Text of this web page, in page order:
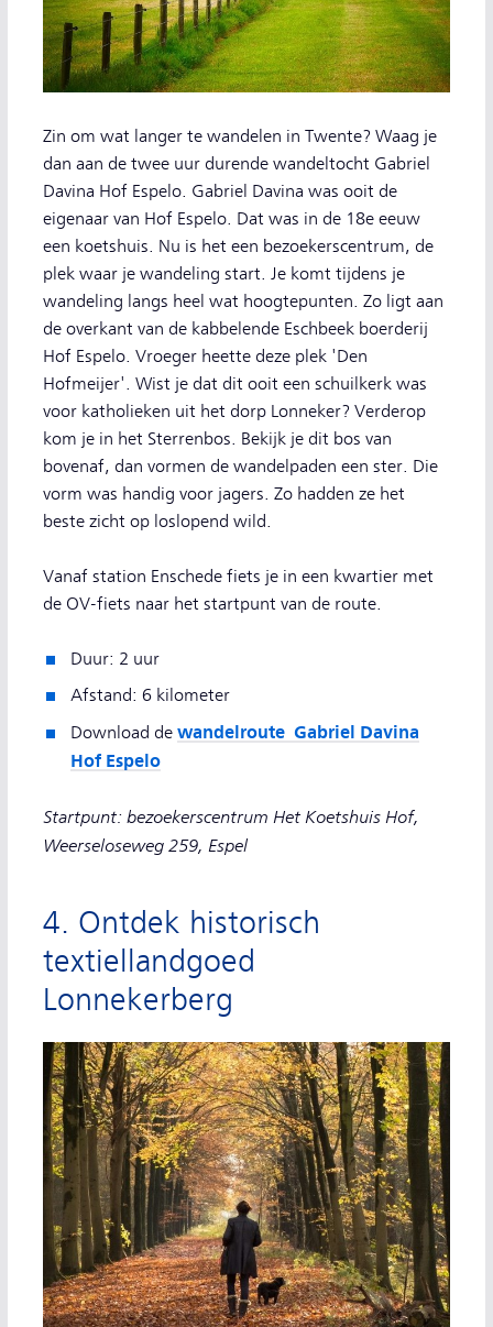
Zin om wat langer te wandelen in Twente? Waag je
dan aan de twee uur durende wandeltocht Gabriel
Davina Hof Espelo. Gabriel Davina was ooit de
eigenaar van Hof Espelo. Dat was in de 18e eeuw
een koetshuis. Nu is het een bezoekerscentrum, de
plek waar je wandeling start. Je komt tijdens je
wandeling langs heel wat hoogtepunten. Zo ligt aan
de overkant van de kabbelende Eschbeek boerderij
Hof Espelo. Vroeger heette deze plek 'Den
Hofmeijer'. Wist je dat dit ooit een schuilkerk was
voor katholieken uit het dorp Lonneker? Verderop
kom je in het Sterrenbos. Bekijk je dit bos van
bovenaf, dan vormen de wandelpaden een ster. Die
vorm was handig voor jagers. Zo hadden ze het
beste zicht op loslopend wild.
Vanaf station Enschede fiets je in een kwartier met
de OV-fiets naar het startpunt van de route.
Duur: 2 uur
Afstand: 6 kilometer
Download de wandelroute Gabriel Davina
Hof Espelo
Startpunt: bezoekerscentrum Het Koetshuis Hof,
Weerseloseweg 259, Espel
4. Ontdek historisch
textiellandgoed
Lonnekerberg